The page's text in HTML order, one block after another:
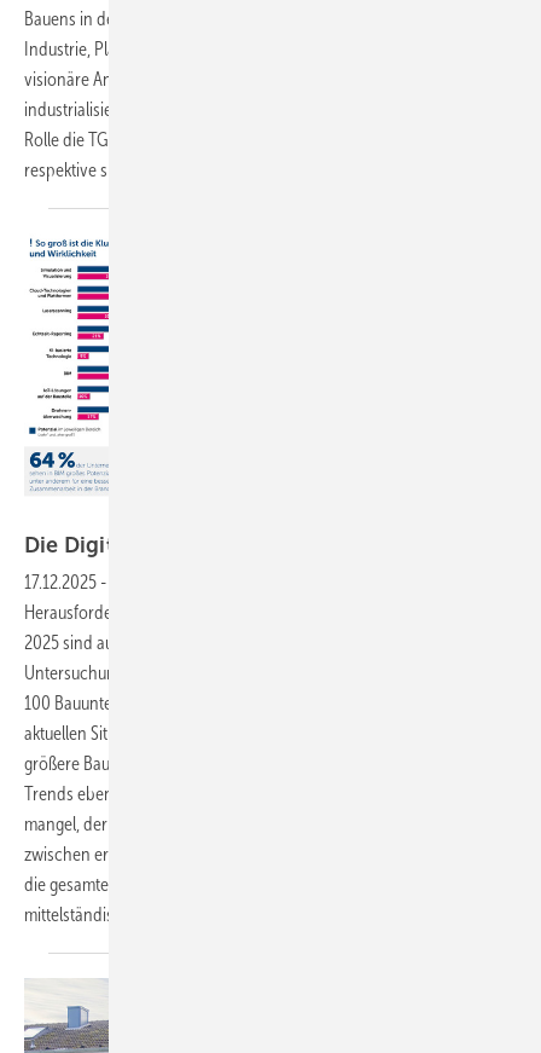
Bauens in der Viega World diskutierten Expertinnen und Experten aus
Industrie, Planung, Ausführung und Forschung praxisnahe und
visionäre Ansätze für eine erfolgreiche Transformation hin zu einem
industrialisierten Bauprozess. Im Zentrum stand die Frage, welche
Rolle die TGA dabei als strukturgebender Faktor spielen wird
respektive spielen
Di e Digitale
17.12.2025 -
Herausforderungen – und die Erkenntnisse der aktuellen PwC-Studie
2025 sind auch für SHK-Betriebe von hoher Relevanz. Für die
Untersuchung wurden im November und Dezember 2024 insgesamt
100 ­Bauunternehmen, Planungsbüros und Projektsteuerer zu ihrer
aktuellen Situation befragt. Auch wenn sich die Studie primär auf ­
größere Bauunternehmen konzentriert, bieten die identifizierten
Trends ebenfalls Orientierung für SHK-Unternehmen. Der Fachkräfte­
mangel, der zunehmende Kostendruck und die Digitalisierungslücke
zwischen erkanntem Potenzial und tatsächlichen Fähigkeiten prägen
die gesamte Baubranche – vom Großunternehmen bis zum
mittelständischen